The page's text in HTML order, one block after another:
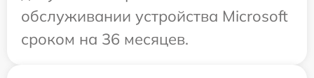
обслуживании устройства Microsoft
сроком на 36 месяцев.